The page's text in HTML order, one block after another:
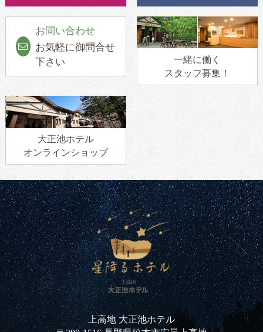
お問い合わせ
お気軽に御問合せ
下さい
一緒に働く
スタッフ募集！
大正池ホテル
オンラインショップ
上高地 大正池ホテル